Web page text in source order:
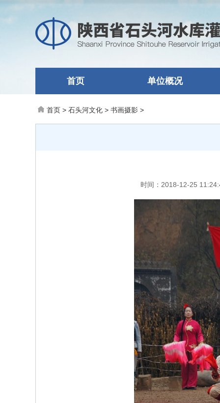
首页 单位概况
首页 > 石头河文化 > 书画摄影 >
时间：2018-12-25